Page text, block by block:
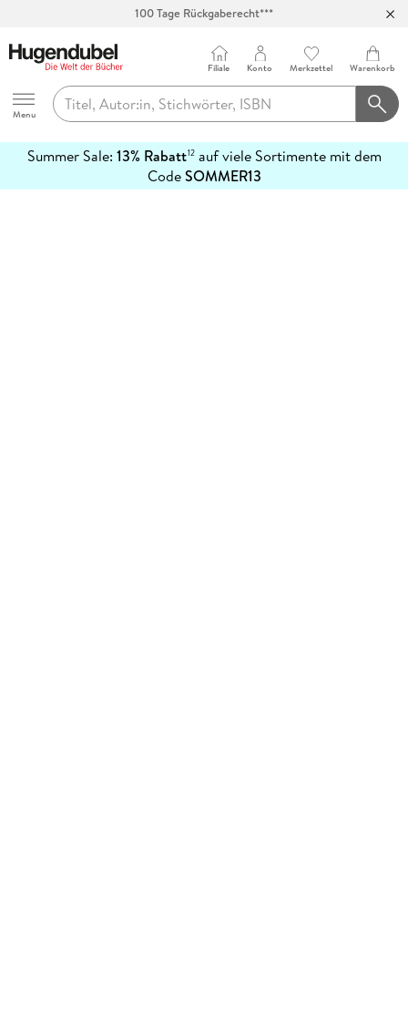
100 Tage Rückgaberecht***
Hugendubel
Menu
Filiale Konto Merkzettel Warenkorb
Summer Sale: 13% Rabatt12auf viele Sortimente mit dem
CodeSOMMER13
erfahren